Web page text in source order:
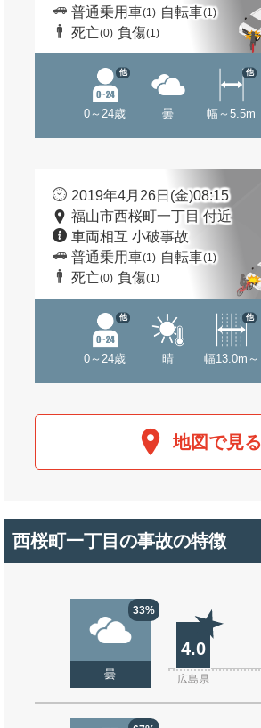
普通乗用車(1) 自転車(1)
死亡(0) 負傷(1)
0～24歳
他
曇 幅～5.5m
他
2019年4月26日(金)08:15
福山市西桜町一丁目 付近
車両相互 小破事故
普通乗用車(1) 自転車(1)
死亡(0) 負傷(1)
0～24歳
他
晴 幅13.0m～
他
地図で見る
西桜町一丁目の事故の特徴
33%
曇
4.0
広島県